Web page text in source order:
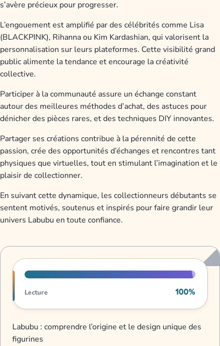
s’avère précieux pour progresser.
L’engouement est amplifié par des célébrités comme Lisa
(BLACKPINK), Rihanna ou Kim Kardashian, qui valorisent la
personnalisation sur leurs plateformes. Cette visibilité grand
public alimente la tendance et encourage la créativité
collective.
Participer à la communauté assure un échange constant
autour des meilleures méthodes d’achat, des astuces pour
dénicher des pièces rares, et des techniques DIY innovantes.
Partager ses créations contribue à la pérennité de cette
passion, crée des opportunités d’échanges et rencontres tant
physiques que virtuelles, tout en stimulant l’imagination et le
plaisir de collectionner.
En suivant cette dynamique, les collectionneurs débutants se
sentent motivés, soutenus et inspirés pour faire grandir leur
univers Labubu en toute confiance.
Progression de lecture
Lecture 100%
Labubu : comprendre l’origine et le design unique des
figurines